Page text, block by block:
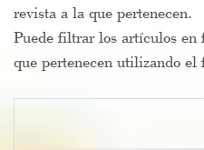
revista a la que pertenecen.
Puede filtrar los artículos en
que pertenecen utilizando